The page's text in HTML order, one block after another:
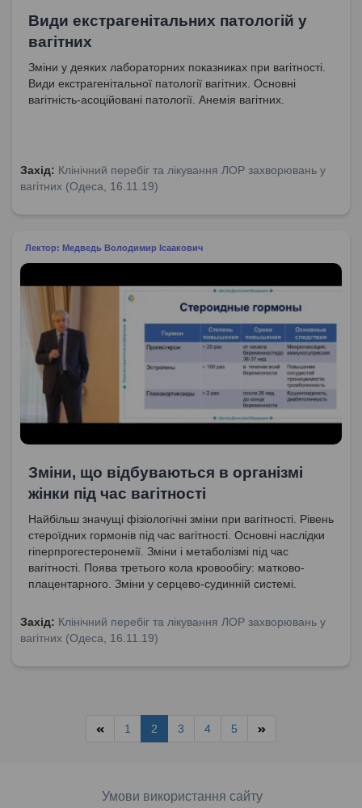
Види екстрагенітальних патологій у
вагітних
Зміни у деяких лабораторних показниках при вагітності.
Види екстрагенітальної патології вагітних. Основні
вагітність-асоційовані патології. Анемія вагітних.
Захід: Клінічний перебіг та лікування ЛОР захворювань у
вагітних (Одеса, 16.11.19)
Лектор: Медведь Володимир Ісаакович
Зміни, що відбуваються в організмі
жінки під час вагітності
Найбільш значущі фізіологічні зміни при вагітності. Рівень
стероїдних гормонів під час вагітності. Основні наслідки
гіперпрогестеронемії. Зміни і метаболізмі під час
вагітності. Поява третього кола кровообігу: матково-
плацентарного. Зміни у серцево-судинній системі.
системі.
Захід: Клінічний перебіг та лікування ЛОР захворювань у
вагітних (Одеса, 16.11.19)
1 2 3 4 5
Умови використання сайту